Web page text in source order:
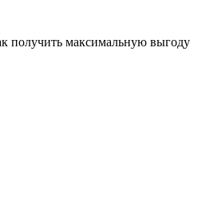
получить максимальную выгоду